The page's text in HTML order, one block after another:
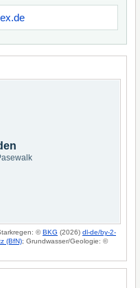
©BKG (2026) dl-de/by-2-
(BfN); Grundwasser/Geologie: ©